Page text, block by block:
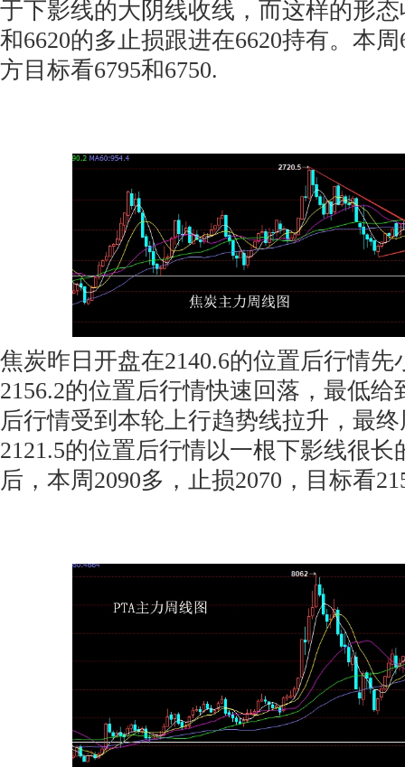
于下影线的大阴线收线，而这样的形
和6620的多止损跟进在6620持有。本
方目标看6795和6750.
焦炭昨日开盘在2140.6的位置后行情先
2156.2的位置后行情快速回落，最低给
后行情受到本轮上行趋势线拉升，最
2121.5的位置后行情以一根下影线很长
后，本周2090多，止损2070，目标看